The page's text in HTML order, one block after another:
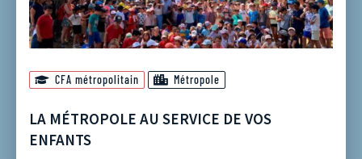
CFA métropolitain Métropole
LA MÉTROPOLE AU SERVICE DE VOS
ENFANTS